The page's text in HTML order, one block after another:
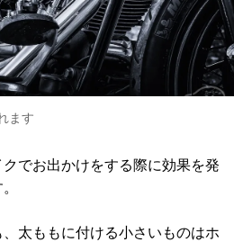
ます
でお出かけをする際に効果を発
太ももに付ける小さいものはホ